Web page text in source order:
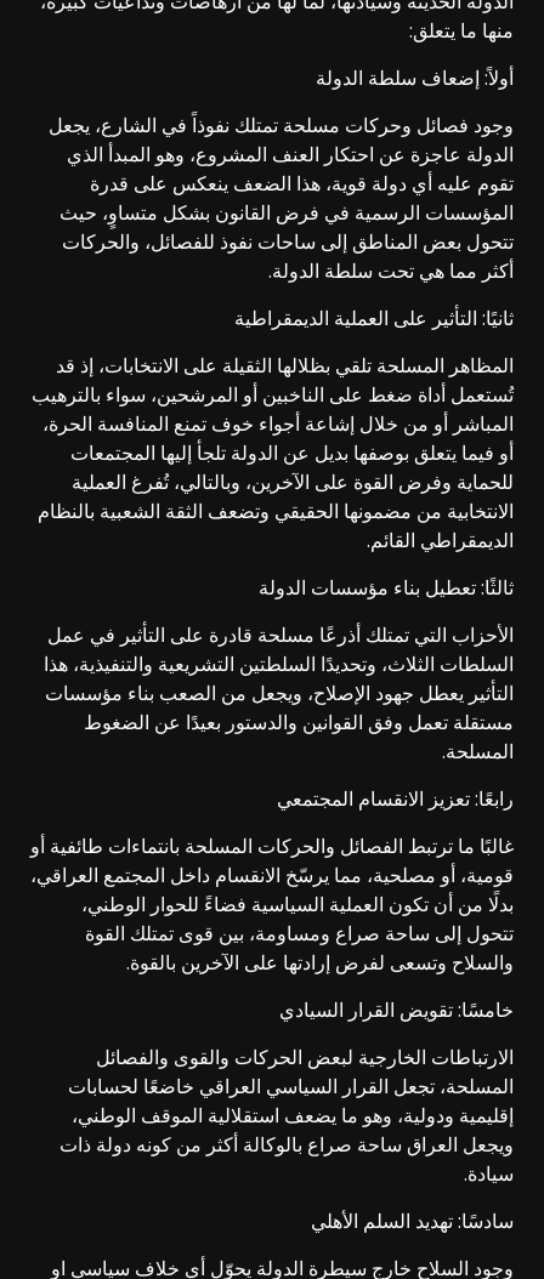
منها ما يتعلق:
أولاً: إضعاف سلطة الدولة
وجود فصائل وحركات مسلحة تمتلك نفوذاً في الشارع، يجعل
الدولة عاجزة عن احتكار العنف المشروع، وهو المبدأ الذي
تقوم عليه أي دولة قوية، هذا الضعف ينعكس على قدرة
المؤسسات الرسمية في فرض القانون بشكل متساوٍ، حيث
تتحول بعض المناطق إلى ساحات نفوذ للفصائل، والحركات
أكثر مما هي تحت سلطة الدولة.
ثانيًا: التأثير على العملية الديمقراطية
المظاهر المسلحة تلقي بظلالها الثقيلة على الانتخابات، إذ قد
تُستعمل أداة ضغط على الناخبين أو المرشحين، سواء بالترهيب
المباشر أو من خلال إشاعة أجواء خوف تمنع المنافسة الحرة،
أو فيما يتعلق بوصفها بديل عن الدولة تلجأ إليها المجتمعات
للحماية وفرض القوة على الآخرين، وبالتالي، تُفرغ العملية
الانتخابية من مضمونها الحقيقي وتضعف الثقة الشعبية بالنظام
الديمقراطي القائم.
ثالثًا: تعطيل بناء مؤسسات الدولة
الأحزاب التي تمتلك أذرعًا مسلحة قادرة على التأثير في عمل
السلطات الثلاث، وتحديدًا السلطتين التشريعية والتنفيذية، هذا
التأثير يعطل جهود الإصلاح، ويجعل من الصعب بناء مؤسسات
مستقلة تعمل وفق القوانين والدستور بعيدًا عن الضغوط
المسلحة.
رابعًا: تعزيز الانقسام المجتمعي
غالبًا ما ترتبط الفصائل والحركات المسلحة بانتماءات طائفية أو
قومية، أو مصلحية، مما يرسّخ الانقسام داخل المجتمع العراقي،
بدلًا من أن تكون العملية السياسية فضاءً للحوار الوطني،
تتحول إلى ساحة صراع ومساومة، بين قوى تمتلك القوة
والسلاح وتسعى لفرض إرادتها على الآخرين بالقوة.
خامسًا: تقويض القرار السيادي
الارتباطات الخارجية لبعض الحركات والقوى والفصائل
المسلحة، تجعل القرار السياسي العراقي خاضعًا لحسابات
إقليمية ودولية، وهو ما يضعف استقلالية الموقف الوطني،
ويجعل العراق ساحة صراع بالوكالة أكثر من كونه دولة ذات
سيادة.
سادسًا: تهديد السلم الأهلي
وجود السلاح خارج سيطرة الدولة يحوّل أي خلاف سياسي او